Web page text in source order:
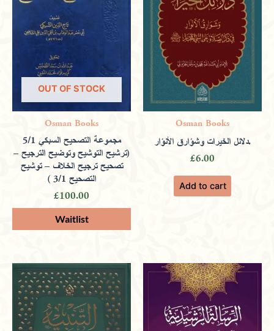
OUT OF STOCK
Osman Books
مجموعة التصحيح السبكي 5/1
(ترشيح التوشيح وتوضيح الترجيح –
تصحيح ترجيح الخلاف – توشيح
التصحيح 3/1 )
£100.00
Osman Books
دلائل الخيرات وشؤارق الأنؤار.
£6.00
Add to cart